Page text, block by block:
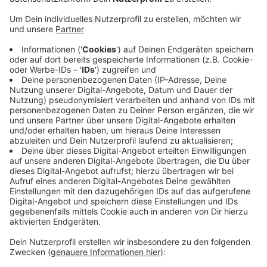
Anzeige
500 Teile und ein Stadtplan
Anzeige
Aus Gronau kommt dazu jetzt ein Angebot: Das
Gronau-City-Puzzle. 500 Teile und ein Stadtplan, der
einen zur Weißglut bringen kann, verspricht das
Stadtmarketing. Ihr bekommt das Gronau-City-Puzzle
für knapp 20 Euro bei der Touristinfo und bei Wolbers
City.Die Infos dazu findet Ihr hier.
Anzeige